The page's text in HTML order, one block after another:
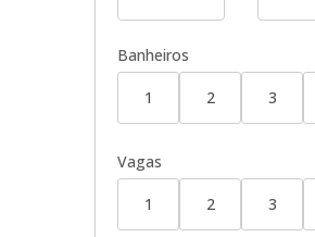
Banheiros
1 2 3
Vagas
1 2 3